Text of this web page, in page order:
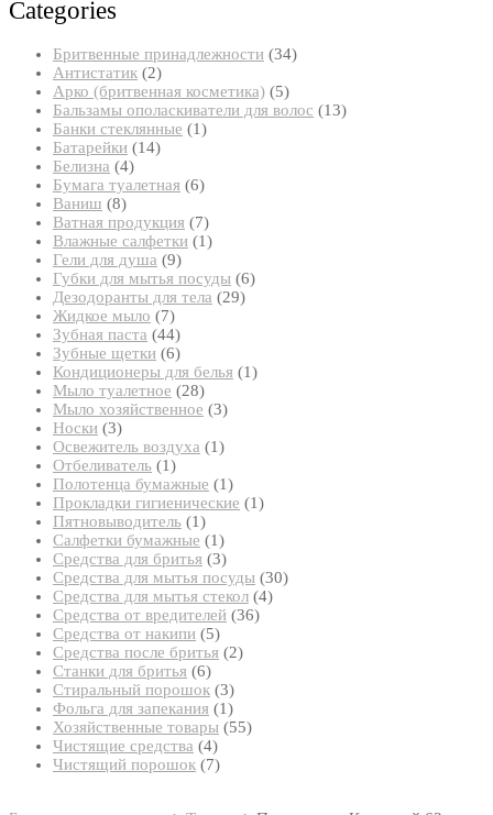
Categories
Бритвенные принадлежности 3434
Антистатик 22
товара
Арко (бритвенная косметика) 55
товаров
Бальзамы ополаскиватели для волос 1313
Банки стеклянные 11
Батарейки 1414
Белизна 44
товара
Бумага туалетная 66
Ваниш 88
товаров
Ватная продукция 77
товаров
Влажные салфетки 11
Гели для душа 99
товаров
Губки для мытья посуды 66
Дезодоранты для тела 2929
Жидкое мыло 77
товаров
Зубная паста 4444
товара
Зубные щетки 66
товаров
Кондиционеры для белья 11
Мыло туалетное 2828
товаров
Мыло хозяйственное 33
Носки 33
товара
Освежитель воздуха 11
Отбеливатель 11
товар
Полотенца бумажные 11
товар
Прокладки гигиенические 11
Пятновыводитель 11
товар
Салфетки бумажные 11
товар
Средства для бритья 33
товара
Средства для мытья посуды 3030
Средства для мытья стекол 44
Средства от вредителей 3636
Средства от накипи 55
товаров
Средства после бритья 22
Станки для бритья 66
товаров
Стиральный порошок 33
товара
Фольга для запекания 11
товар
Хозяйственные товары 5555
Чистящие средства 44
товара
Чистящий порошок 77